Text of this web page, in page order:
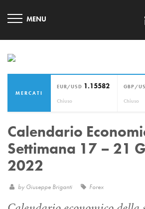
MERCATI
EUR/USD 1.15582
Chiuso
GBP/
Chiuso
Calendario
Settimana 17 – 21
2022
by Giuseppe Briganti Forex